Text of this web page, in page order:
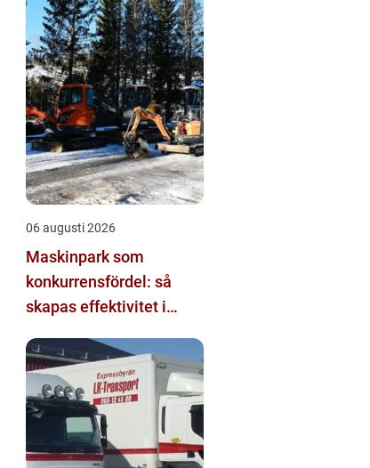
06 augusti 2026
Maskinpark som
konkurrensfördel: så
skapas effektivitet i